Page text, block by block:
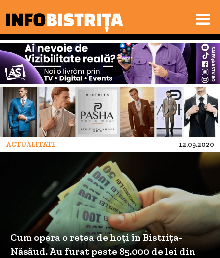
ACTUALITATE 12.09.2020
Cum opera o rețea de hoți în Bistrița-
Năsăud. Au furat peste 85.000 de lei din